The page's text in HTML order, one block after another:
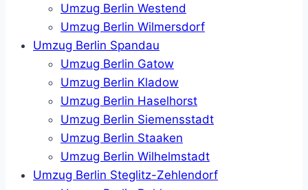
Umzug Berlin Westend
Umzug Berlin Wilmersdorf
Umzug Berlin Spandau
Umzug Berlin Gatow
Umzug Berlin Kladow
Umzug Berlin Haselhorst
Umzug Berlin Siemensstadt
Umzug Berlin Staaken
Umzug Berlin Wilhelmstadt
Umzug Berlin Steglitz-Zehlendorf